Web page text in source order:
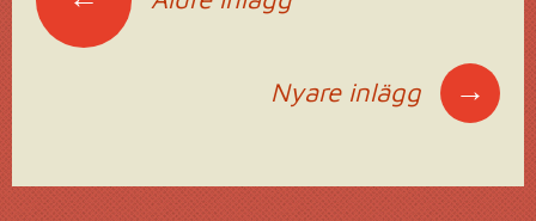
Nyare inlägg →